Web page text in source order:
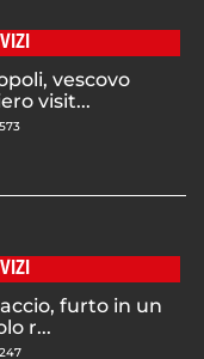
vescovo
visit...
furto in un
r...